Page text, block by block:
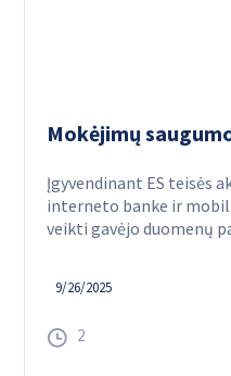
Mokėjimų
Įgyvendinant ES teisės
interneto banke ir
veikti gavėjo duomenų
9/26/2025
2